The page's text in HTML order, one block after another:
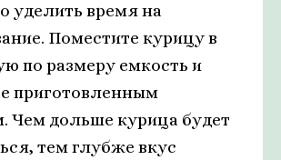
уделить время на
Поместите курицу в
по размеру емкость и
приготовленным
Чем дольше курица будет
тем глубже вкус